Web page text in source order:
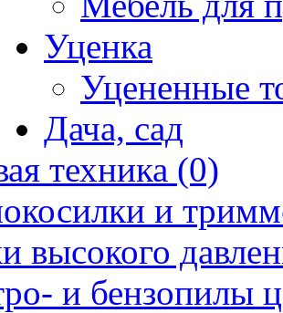
Уценка
Уцененные
Дача, сад
техника (0)
и
высокого
и бензопилы